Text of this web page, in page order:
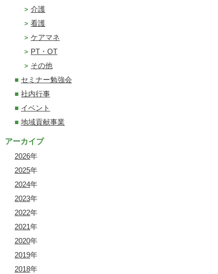
介護
看護
ケアマネ
PT・OT
その他
セミナー勉強会
社内行事
イベント
地域貢献事業
アーカイブ
2026年
2025年
2024年
2023年
2022年
2021年
2020年
2019年
2018年